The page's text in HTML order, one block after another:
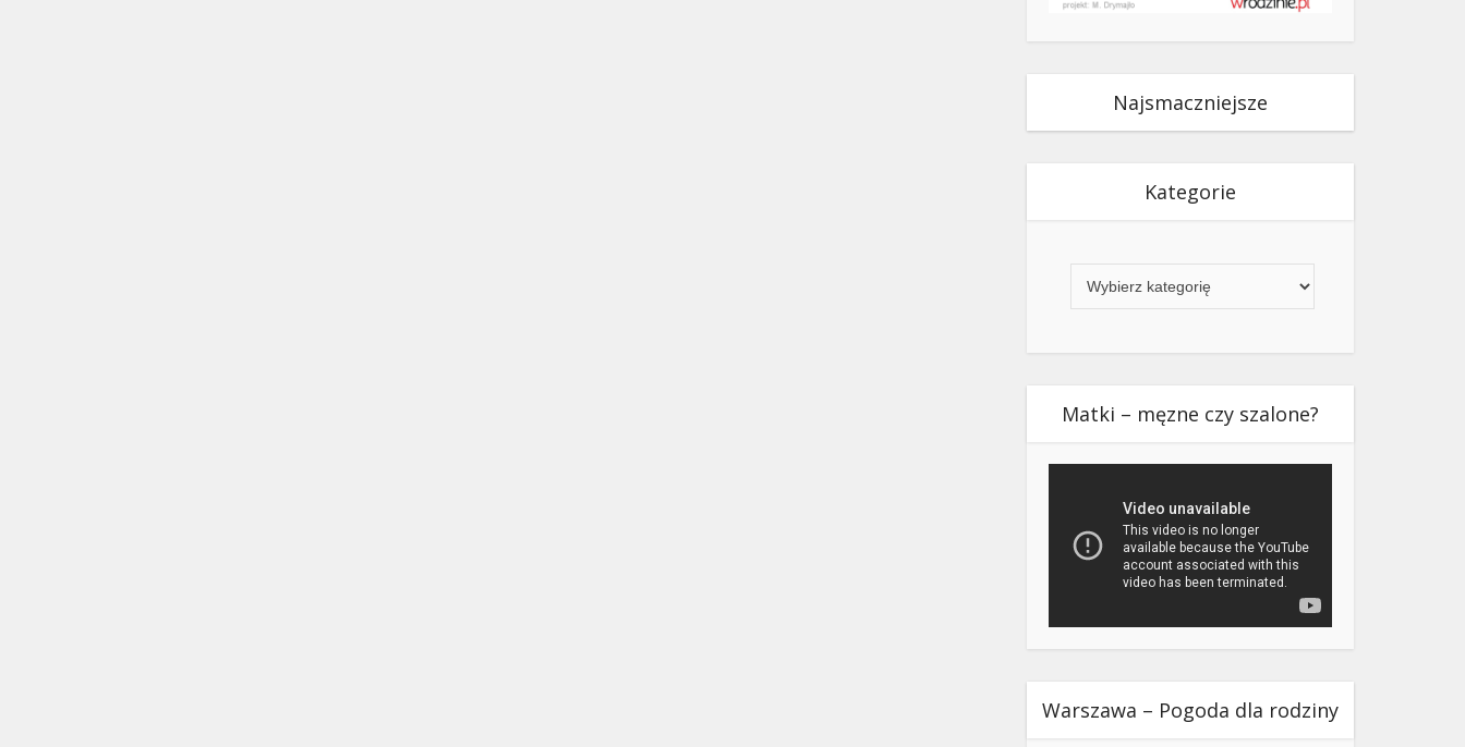
Najsmaczniejsze
Kategorie
Matki – męzne czy szalone?
Warszawa – Pogoda dla rodziny